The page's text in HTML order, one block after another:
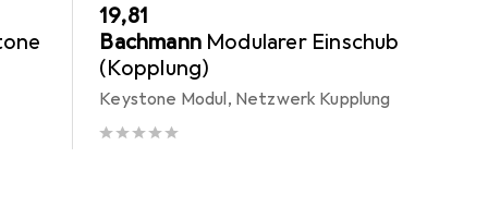
EUR
19,81
Bachmann Modularer Einschub
(Kopplung)
Keystone Modul, Netzwerk Kupplung